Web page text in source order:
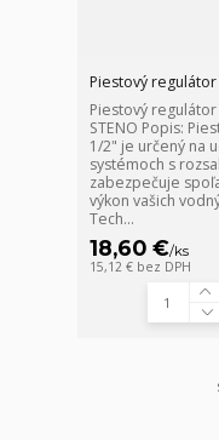
Piestový
Piestový regulátor
STENO Popis:
1/2" je určený na
systémoch s
zabezpečuje
výkon vašich
Tech...
18,60 €/ks
15,12 € bez DPH